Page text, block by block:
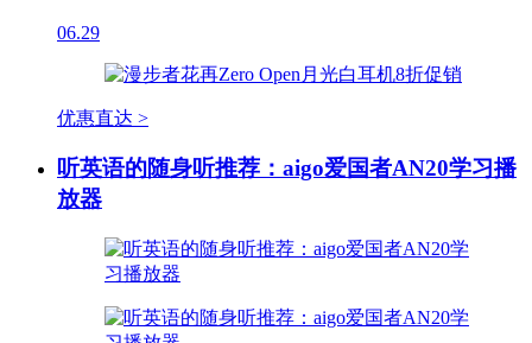
06.29
优惠直达 >
听英语的随身听推荐：aigo爱国者AN20学习播
放器